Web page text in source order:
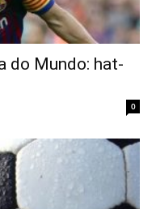
do Mundo: hat-
0